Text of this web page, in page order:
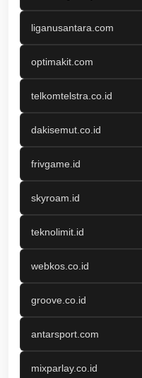
liganusantara.com
optimakit.com
telkomtelstra.co.id
dakisemut.co.id
frivgame.id
skyroam.id
teknolimit.id
webkos.co.id
groove.co.id
antarsport.com
mixparlay.co.id